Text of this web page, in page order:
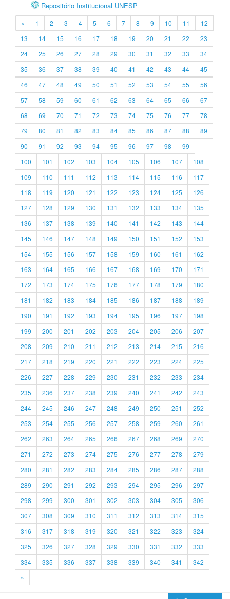
Repositório Institucional UNESP
« 1 2 3 4 5 6 7 8 9 10 11
12
13
14 15 16 17 18 19 20 21 22
23
24
25 26 27 28 29 30 31 32 33
34
35
36 37 38 39 40 41 42 43 44
45
46
47 48 49 50 51 52 53 54 55
56
57
58 59 60 61 62 63 64 65 66
67
68
69 70 71 72 73 74 75 76 77
78
79
80 81 82 83 84 85 86 87 88
89
90
91 92 93 94 95 96 97 98
99
100
101 102 103 104 105 106 107
108
109
110 111 112 113 114 115 116
117
118
119 120 121 122 123 124 125
126
127
128 129 130 131 132 133 134
135
136
137 138 139 140 141 142 143
144
145
146 147 148 149 150 151 152
153
154
155 156 157 158 159 160 161
162
163
164 165 166 167 168 169 170
171
172
173 174 175 176 177 178 179
180
181
182 183 184 185 186 187 188
189
190
191 192 193 194 195 196 197
198
199
200 201 202 203 204 205 206
207
208
209 210 211 212 213 214 215
216
217
218 219 220 221 222 223 224
225
226
227 228 229 230 231 232 233
234
235
236 237 238 239 240 241 242
243
244
245 246 247 248 249 250 251
252
253
254 255 256 257 258 259 260
261
262
263 264 265 266 267 268 269
270
271
272 273 274 275 276 277 278
279
280
281 282 283 284 285 286 287
288
289
290 291 292 293 294 295 296
297
298
299 300 301 302 303 304 305
306
307
308 309 310 311 312 313 314
315
316
317 318 319 320 321 322 323
324
325
326 327 328 329 330 331 332
333
334
335 336 337 338 339 340 341
342
»